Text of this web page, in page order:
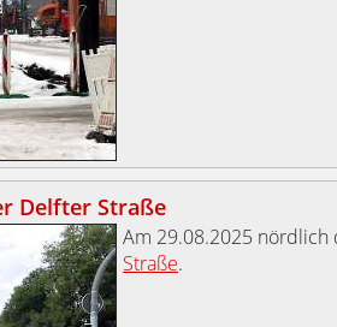
Delfter Straße
Am 29.08.2025
Straße.